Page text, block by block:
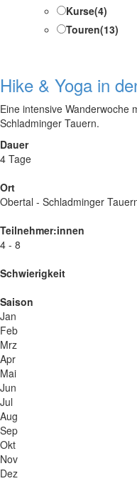
Kurse(4)
Touren(13)
Hike & Yoga in
Eine intensive Wanderwoche
Schladminger Tauern.
Dauer
4 Tage
Ort
Obertal - Schladminger
Teilnehmer:innen
4 - 8
Schwierigkeit
Saison
Jan
Feb
Mrz
Apr
Mai
Jun
Jul
Aug
Sep
Okt
Nov
Dez